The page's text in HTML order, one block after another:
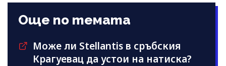
Още по темата
Може ли Stellantis в сръбския
Крагуевац да устои на натиска?